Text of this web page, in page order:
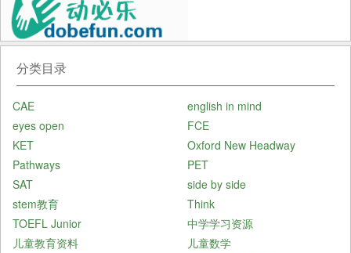
分类目录
CAE
english in mind
eyes open
FCE
KET
Oxford New Headway
Pathways
PET
SAT
side by side
stem教育
Think
TOEFL Junior
中学学习资源
儿童教育资料
儿童数学